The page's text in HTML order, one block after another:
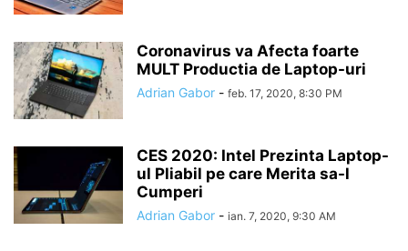
Coronavirus va Afecta foarte
MULT Productia de Laptop-uri
Adrian Gabor - feb. 17, 2020, 8:30 PM
CES 2020: Intel Prezinta Laptop-
ul Pliabil pe care Merita sa-l
Cumperi
Adrian Gabor - ian. 7, 2020, 9:30 AM